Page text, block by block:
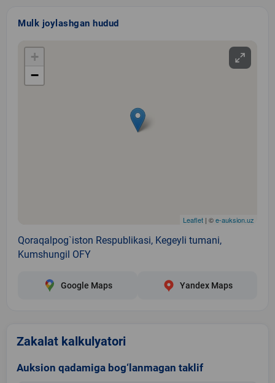
Mulk joylashgan hudud
+
−
Leaflet | ©e-auksion.uz
Qoraqalpog`iston Respublikasi, Kegeyli tumani,
Kumshungil OFY
Google Maps Yandex Maps
Zakalat kalkulyatori
Auksion qadamiga bog‘lanmagan taklif